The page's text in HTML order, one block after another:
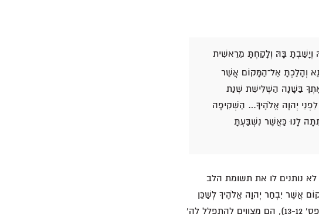
וְיָשַׁבְתָּ בָּהּ׃ וְלָקַחְתָּ מֵרֵאשִׁית
וְהָלַכְתָּ אֶל־הַמָּקוֹם אֲשֶׁר
בַּשָּׁנָה הַשְּׁלִישִׁת שְׁנַת
לִפְנֵי יְהוָה אֱלֹהֶיךָ… הַשְׁקִיפָה
לָנוּ כַּאֲשֶׁר נִשְׁבַּעְתָּ
נותנים לו את תשומת הלב
אֲשֶׁר יִבְחַר יְהוָה אֱלֹהֶיךָ לְשַׁכֵּן
שְׁמוֹ שָׁם" (פס' 2). לאחר שנתנו מעשר ובעודם עומדים לפני משכן האלוהים (פס' 13-12), הם מצווים להתפלל לה'